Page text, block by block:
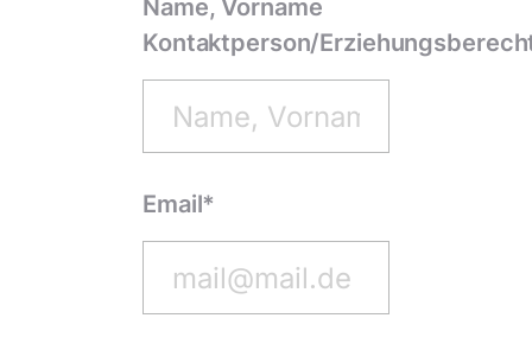
Name, Vorname
Kontaktperson/
Email*